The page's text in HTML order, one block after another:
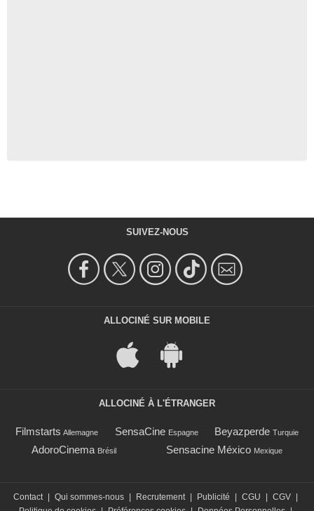
SUIVEZ-NOUS
ALLOCINÉ SUR MOBILE
ALLOCINÉ À L'ÉTRANGER
Filmstarts Allemagne SensaCine Espagne Beyazperde Turquie
AdoroCinema Brésil Sensacine México Mexique
Contact Qui sommes-nous Recrutement Publicité CGU CGV